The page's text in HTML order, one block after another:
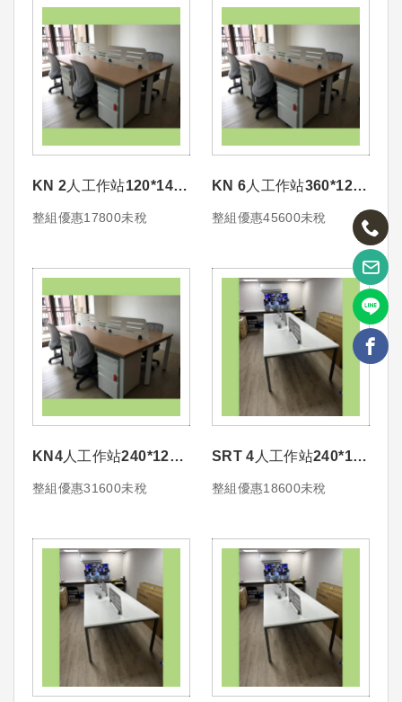
KN 2人工作站120*140
造形鋼製桌屏+走線槽
整組優惠17800未稅
KN 6人工作站360*120
造形鋼製桌屏+走線槽
整組優惠45600未稅
KN4人工作站240*120
造形鋼製桌屏+走線槽
整組優惠31600未稅
SRT 4人工作站240*120
造形鋼製桌屏+桌下走線
整組優惠18600未稅